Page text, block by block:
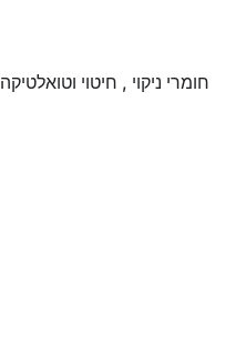
חומרי ניקוי , חיטוי וטואלטיקה